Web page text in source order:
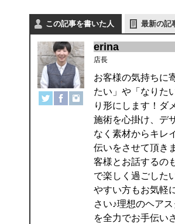
この記事を書いた人 最新の記
erina
店長
お客様の気持ちに
たい」や「なりた
り形にします！ダ
施術を心掛け、デ
なく素材からキレ
伝いをさせて頂き
客様とお話するの
で楽しく過ごした
やすい方もお気軽
さい♪理想のヘアス
を全力でお手伝い